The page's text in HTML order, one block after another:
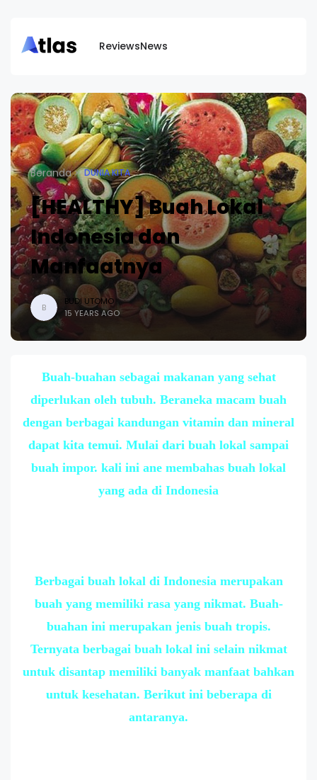
ReviewsNews
Beranda DUNIA KITA
[HEALTHY] Buah Lokal
Indonesia dan
Manfaatnya
B
BUDI UTOMO
15 YEARS AGO
Buah-buahan sebagai makanan yang sehat
diperlukan oleh tubuh. Beraneka macam buah
dengan berbagai kandungan vitamin dan mineral
dapat kita temui. Mulai dari buah lokal sampai
buah impor. kali ini ane membahas buah lokal
yang ada di Indonesia
Berbagai buah lokal di Indonesia merupakan
buah yang memiliki rasa yang nikmat. Buah-
buahan ini merupakan jenis buah tropis.
Ternyata berbagai buah lokal ini selain nikmat
untuk disantap memiliki banyak manfaat bahkan
untuk kesehatan. Berikut ini beberapa di
antaranya.